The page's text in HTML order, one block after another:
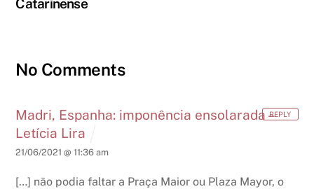
Catarinense
No Comments
Madri, Espanha: imponência ensolarada –
Letícia Lira
21/06/2021 @ 11:36 am
[…] não podia faltar a Praça Maior ou Plaza Mayor, o
REPLY